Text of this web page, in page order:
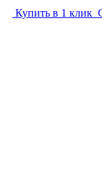
Купить в 1 клик